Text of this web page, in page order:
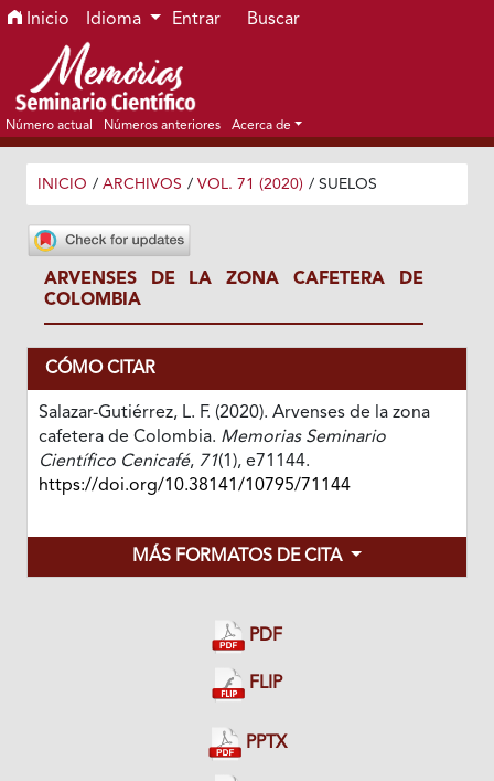
Ir al menú de navegación principal
Ir al contenido principal
Ir al pie de página del sitio
Inicio Idioma Entrar Buscar
Número actual Números anteriores Acerca de
INICIO / ARCHIVOS / VOL. 71 (2020) / SUELOS
ARVENSES DE LA ZONA CAFETERA DE
COLOMBIA
CÓMO CITAR
Salazar-Gutiérrez, L. F. (2020). Arvenses de la zona
cafetera de Colombia. Memorias Seminario
Científico Cenicafé, 71(1), e71144.
https://doi.org/10.38141/10795/71144
MÁS FORMATOS DE CITA
PDF
FLIP
PPTX